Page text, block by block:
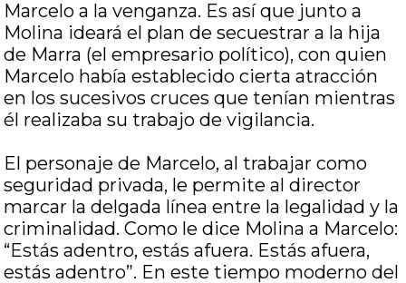
Marcelo a la venganza. Es así que junto a
Molina ideará el plan de secuestrar a la hija
de Marra (el empresario político), con quien
Marcelo había establecido cierta atracción
en los sucesivos cruces que tenían mientras
él realizaba su trabajo de vigilancia.
El personaje de Marcelo, al trabajar como
seguridad privada, le permite al director
marcar la delgada línea entre la legalidad y la
criminalidad. Como le dice Molina a Marcelo:
“Estás adentro, estás afuera. Estás afuera,
estás adentro”. En este tiempo moderno del